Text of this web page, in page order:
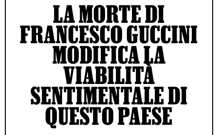
LA MORTE DI
FRANCESCO GUCCINI
MODIFICA LA
VIABILITÀ
SENTIMENTALE DI
QUESTO PAESE